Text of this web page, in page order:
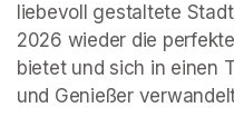
liebevoll gestaltete
2026 wieder die
bietet und sich in einen
und Genießer